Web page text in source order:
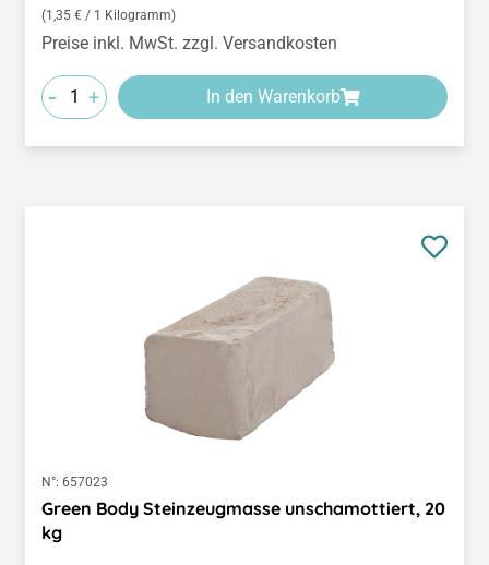
(1,35 € / 1 Kilogramm)
Preise inkl. MwSt. zzgl. Versandkosten
- + In den Warenkorb
N°: 657023
Green Body Steinzeugmasse unschamottiert, 20
kg